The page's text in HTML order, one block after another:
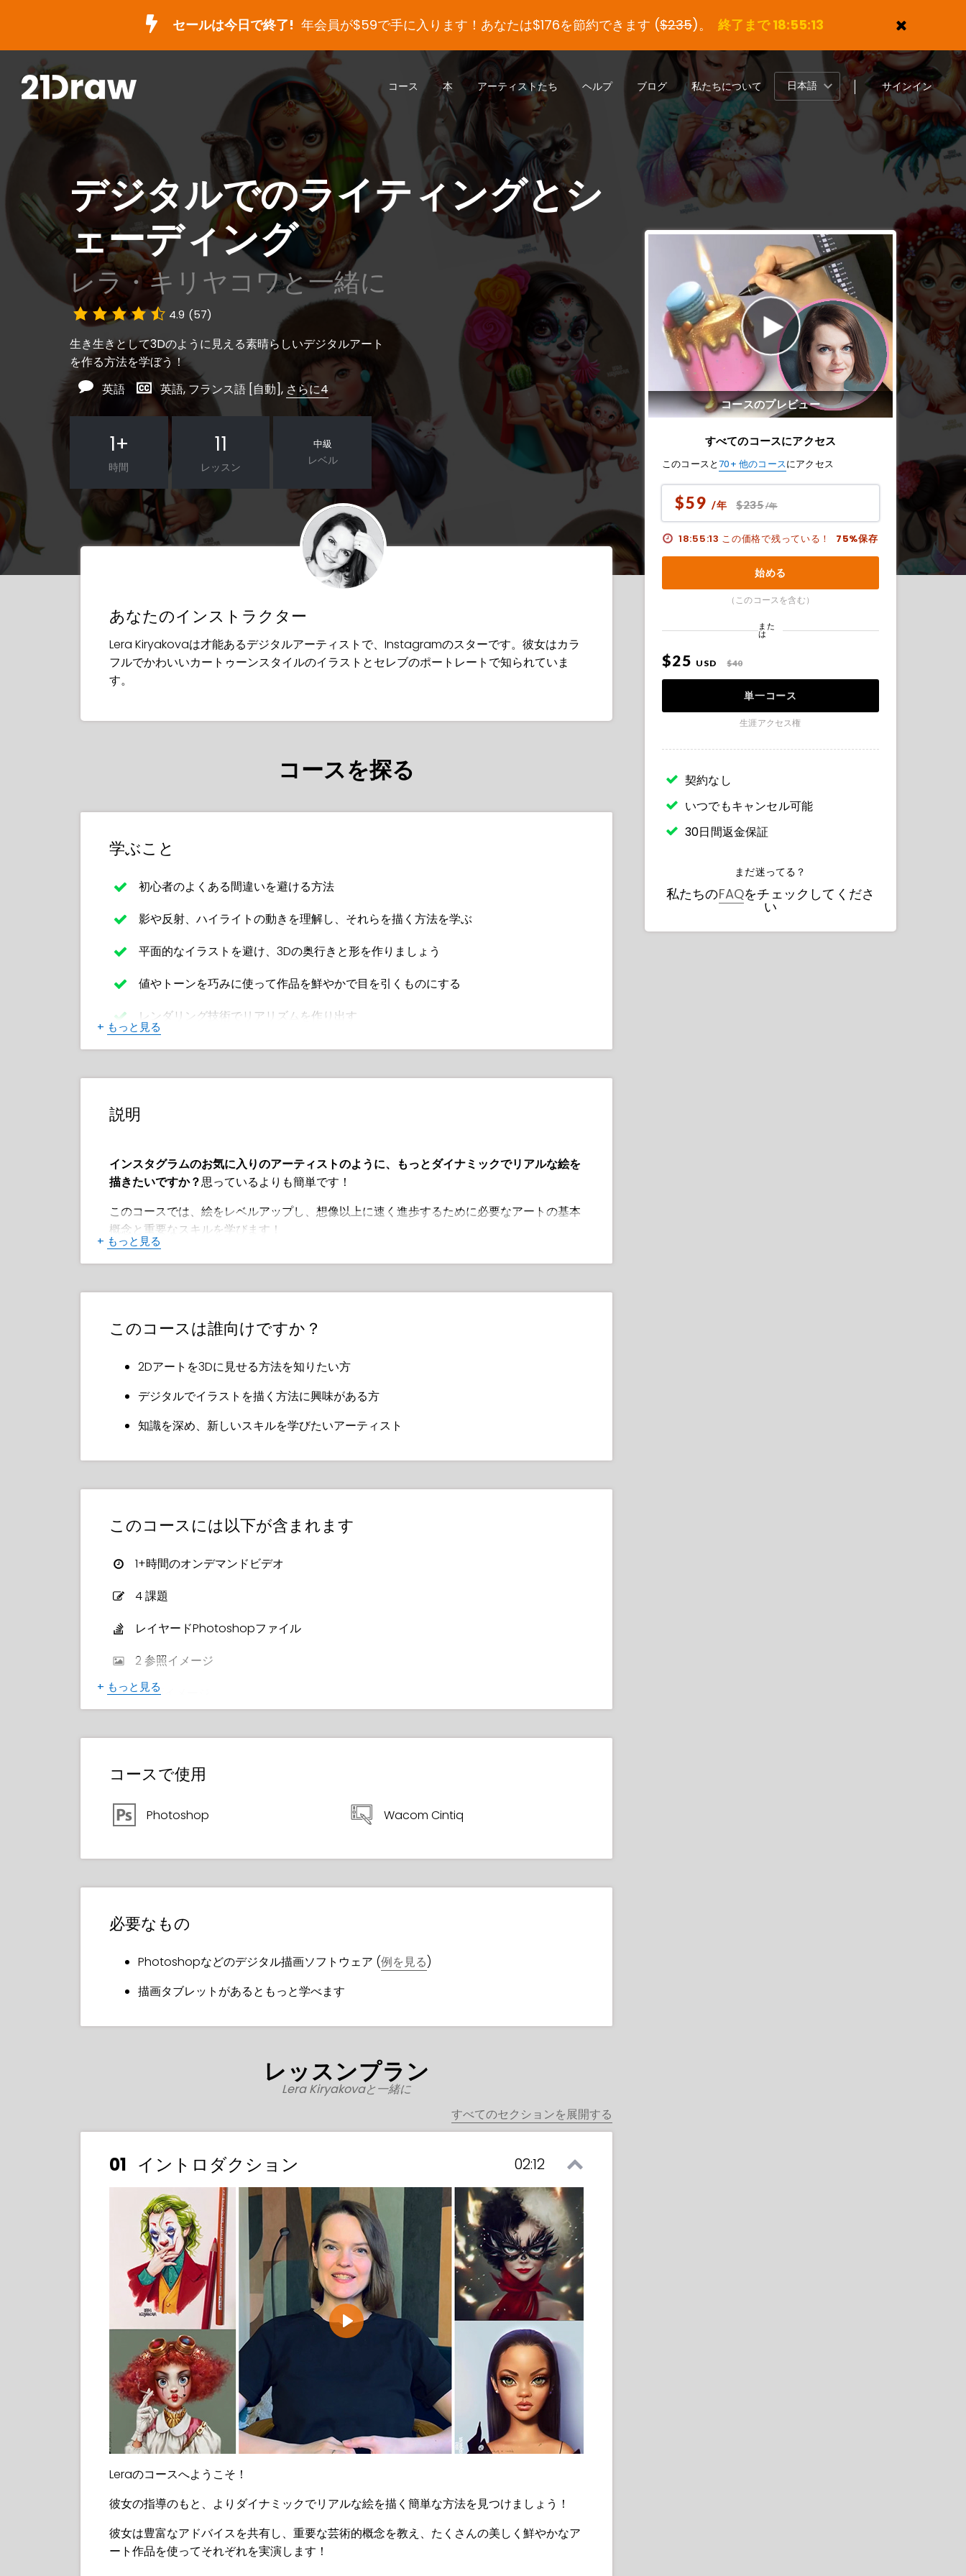
セールは今日で終了! 年会員が$59で手に入ります！あなたは$176を節約できます ($235)。 終了まで 18:55:12
コース 本 アーティストたち ヘルプ ブログ 私たちについて 日本語 サインイン
デジタルでのライティングとシ
ェーディング
レラ・キリヤコワと一緒に
4.9 (57)
生き生きとして3Dのように見える素晴らしいデジタルアート
を作る方法を学ぼう！
英語
英語, フランス語 [自動], さらに4
1+
時間
11
レッスン
中級
レベル
あなたのインストラクター
Lera Kiryakovaは才能あるデジタルアーティストで、Instagramのスターです。彼女はカラ
フルでかわいいカートゥーンスタイルのイラストとセレブのポートレートで知られていま
す。
コースを探る
学ぶこと
初心者のよくある間違いを避ける方法
影や反射、ハイライトの動きを理解し、それらを描く方法を学ぶ
平面的なイラストを避け、3Dの奥行きと形を作りましょう
値やトーンを巧みに使って作品を鮮やかで目を引くものにする
レンダリング技術でリアリズムを作り出す
グレースケールのトーンから始めてペイントプロセスをスピードアップ
前景と背景の要素をシームレスに統合してまとまりのあるイラストを作成しよう
視聴者の目を引きつけ、焦点を作る方法を発見
自然な見た目にするために、アクセントとコントラストを巧みに加える
暖色と寒色のトーンや、グリッター、グロー、グラムなどの楽しい要素で視覚的な興
味を作る
環境閉塞、色のバリエーション、ぼかしなどでデジタルカラーリングを向上させる
作品に写真の質感を取り入れて、リアルな感じを出しましょう
+ もっと見る
説明
インスタグラムのお気に入りのアーティストのように、もっとダイナミックでリアルな絵を
描きたいですか？思っているよりも簡単です！
このコースでは、絵をレベルアップし、想像以上に速く進歩するために必要なアートの基本
概念と重要なスキルを学びます！
注目するか、避けるべきこと、簡単に改善する方法などです。
す！
Leraは、彼女のイラストレーションプロセスをステップバイステップで案内し、アートワー
クを一貫性のあるものにし、特定の要素を際立たせ、詳細なテクスチャや光沢のある輝きな
どを加えてWOW効果を出す方法を説明します！
+ もっと見る
このコースは誰向けですか？
2Dアートを3Dに見せる方法を知りたい方
デジタルでイラストを描く方法に興味がある方
知識を深め、新しいスキルを学びたいアーティスト
このコースには以下が含まれます
1+時間のオンデマンドビデオ
4 課題
レイヤードPhotoshopファイル
2 参照イメージ
1 線画イメージ
+ もっと見る
コースで使用
Photoshop Wacom Cintiq
必要なもの
Photoshopなどのデジタル描画ソフトウェア (例を見る)
描画タブレットがあるともっと学べます
レッスンプラン
Lera Kiryakovaと一緒に
すべてのセクションを展開する
01 イントロダクション 02:12
Play
Leraのコースへようこそ！
彼女の指導のもと、よりダイナミックでリアルな絵を描く簡単な方法を見つけましょう！
彼女は豊富なアドバイスを共有し、重要な芸術的概念を教え、たくさんの美しく鮮やかなア
ート作品を使ってそれぞれを実演します！
コースのプレビュー
すべてのコースにアクセス
このコースと70+ 他のコースにアクセス
$59 /年 $235/年
18:55:12 この価格で残っている！ 75%保存
始める
（このコースを含む）
また
は
$25 USD $40
単一コース
生涯アクセス権
契約なし
いつでもキャンセル可能
30日間返金保証
まだ迷ってる？
私たちのFAQをチェックしてくださ
い